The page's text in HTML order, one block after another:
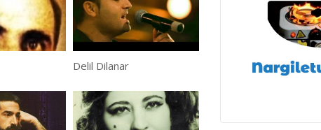
Delil Dilanar